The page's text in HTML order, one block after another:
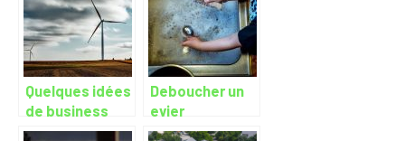
Quelques idées
de business
écologique
Deboucher un
evier
naturellement :